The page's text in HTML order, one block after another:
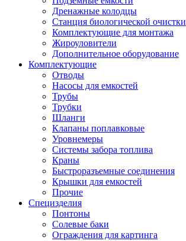
Дренажные колодцы
Станция биологической очистки
Комплектующие для монтажа
Жироуловители
Дополнительное оборудование
Комплектующие
Отводы
Насосы для емкостей
Трубы
Трубки
Шланги
Клапаны поплавковые
Уровнемеры
Системы забора топлива
Краны
Быстроразъемные соединения
Крышки для емкостей
Прочие
Специзделия
Понтоны
Солевые баки
Ограждения для картинга